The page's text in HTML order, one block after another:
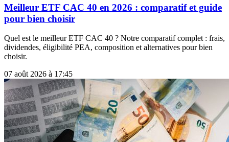
Meilleur ETF CAC 40 en 2026 : comparatif et guide
pour bien choisir
Quel est le meilleur ETF CAC 40 ? Notre comparatif complet : frais,
dividendes, éligibilité PEA, composition et alternatives pour bien
choisir.
07 août 2026 à 17:45